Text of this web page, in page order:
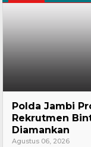
Polda Jambi
Rekrutmen
Diamankan
Agustus 06, 2026